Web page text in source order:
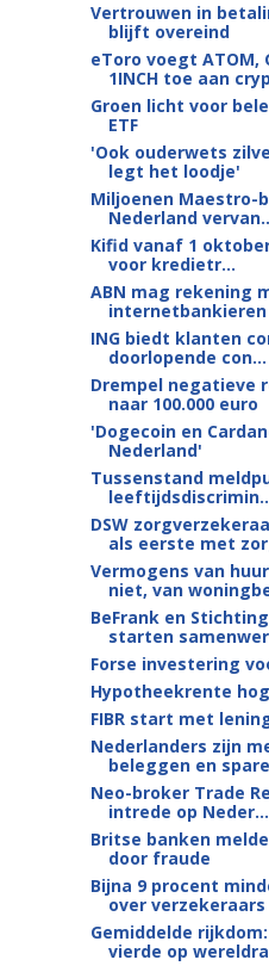
Vertrouwen in
blijft overeind
eToro voegt ATOM,
1INCH toe aan
Groen licht voor
ETF
'Ook ouderwets
legt het loodje'
Miljoenen Maestro-
Nederland
Kifid vanaf 1
voor kredietr...
ABN mag rekening
ING biedt klanten
doorlopende con...
Drempel negatieve
naar 100.000 euro
'Dogecoin en
Nederland'
Tussenstand
DSW
als eerste met
Vermogens van
niet, van
BeFrank en
starten
Forse investering
Hypotheekrente
FIBR start met
Nederlanders zijn
beleggen en
Neo-broker Trade
intrede op Neder...
Britse banken
door fraude
Bijna 9 procent
over verzekeraars
Gemiddelde
vierde op